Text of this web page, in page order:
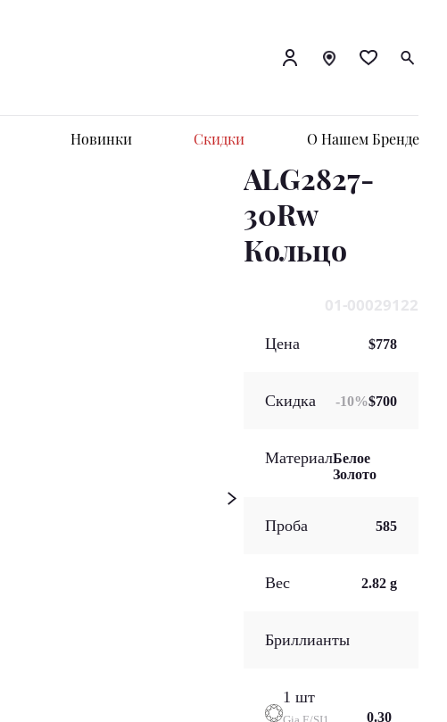
Новинки Скидки О Нашем Бренде
ALG2827-
30Rw
Кольцo
01-00029122
Цена $778
Скидка -10%$700
МатериалБелое
Золото
Проба 585
Вес 2.82 g
Бриллианты
1 шт
0.30